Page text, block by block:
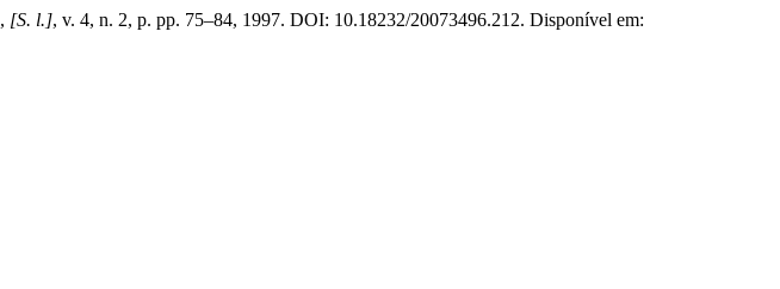
, [S. l.], v. 4, n. 2, p. pp. 75–84, 1997. DOI: 10.18232/20073496.212. Disponível em: